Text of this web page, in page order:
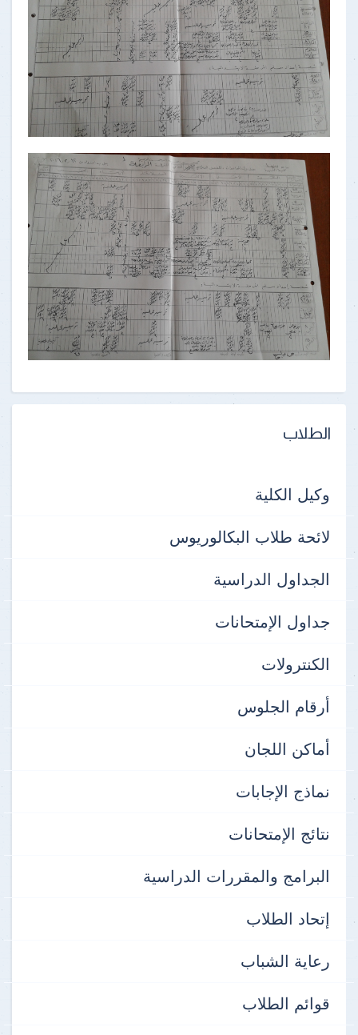
الطلاب
وكيل الكلية
لائحة طلاب البكالوريوس
الجداول الدراسية
جداول الإمتحانات
الكنترولات
أرقام الجلوس
أماكن اللجان
نماذج الإجابات
نتائج الإمتحانات
البرامج والمقررات الدراسية
إتحاد الطلاب
رعاية الشباب
قوائم الطلاب